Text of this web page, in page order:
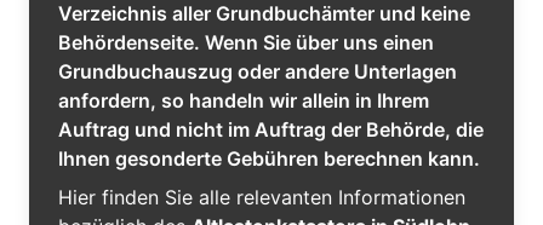
Verzeichnis aller Grundbuchämter und keine
Behördenseite. Wenn Sie über uns einen
Grundbuchauszug oder andere Unterlagen
anfordern, so handeln wir allein in Ihrem
Auftrag und nicht im Auftrag der Behörde, die
Ihnen gesonderte Gebühren berechnen kann.
Hier finden Sie alle relevanten Informationen